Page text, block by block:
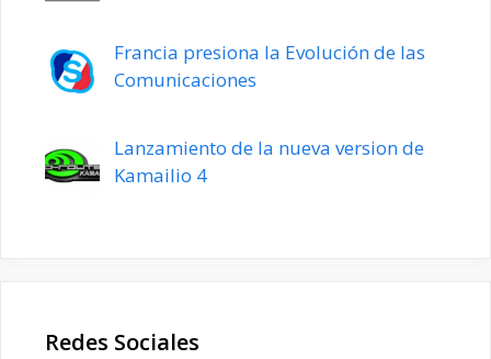
Francia presiona la Evolución de las
Comunicaciones
Lanzamiento de la nueva version de
Kamailio 4
Redes Sociales